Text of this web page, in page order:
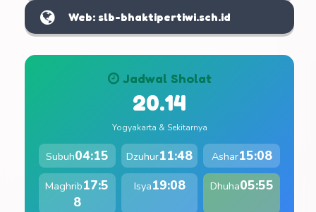
Web: slb-bhaktipertiwi.sch.id
Jadwal Sholat
20.14
Yogyakarta & Sekitarnya
Subuh04:15 Dzuhur11:48 Ashar15:08
Maghrib17:5
8
Isya19:08 Dhuha05:55